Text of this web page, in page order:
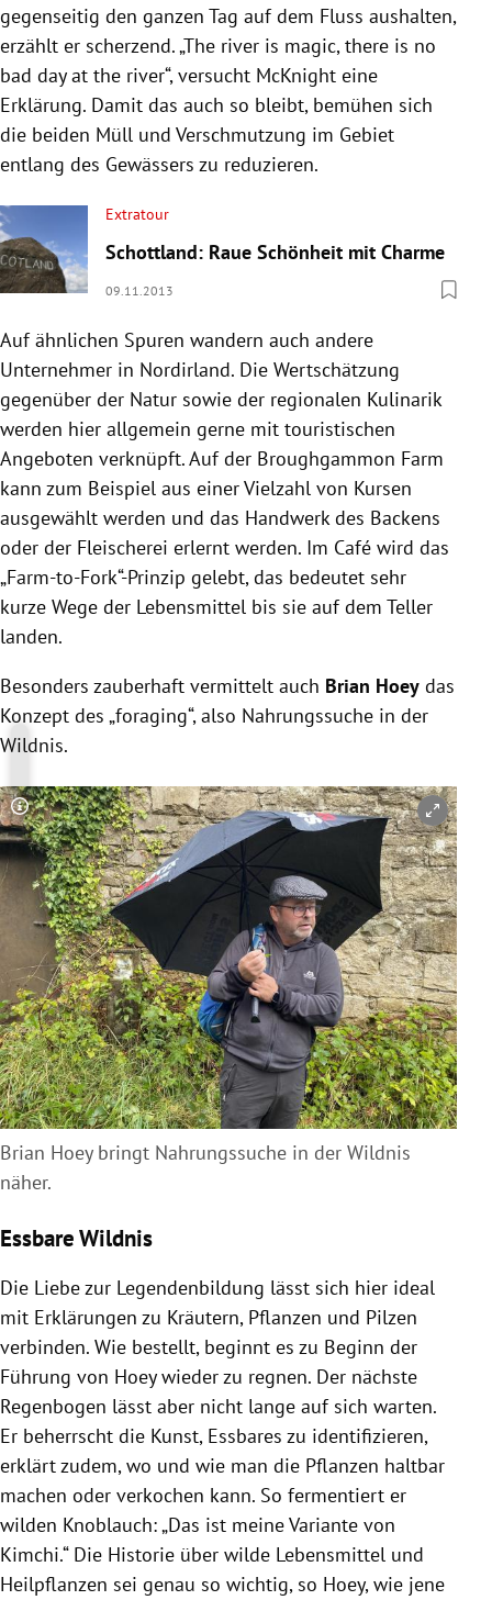
gegenseitig den ganzen Tag auf dem Fluss aushalten,
erzählt er scherzend. „The river is magic, there is no
bad day at the river“, versucht McKnight eine
Erklärung. Damit das auch so bleibt, bemühen sich
die beiden Müll und Verschmutzung im Gebiet
entlang des Gewässers zu reduzieren.
Extratour
Schottland: Raue Schönheit mit Charme
09.11.2013
Auf ähnlichen Spuren wandern auch andere
Unternehmer in Nordirland. Die Wertschätzung
gegenüber der Natur sowie der regionalen Kulinarik
werden hier allgemein gerne mit touristischen
Angeboten verknüpft. Auf der Broughgammon Farm
kann zum Beispiel aus einer Vielzahl von Kursen
ausgewählt werden und das Handwerk des Backens
oder der Fleischerei erlernt werden. Im Café wird das
„Farm-to-Fork“-Prinzip gelebt, das bedeutet sehr
kurze Wege der Lebensmittel bis sie auf dem Teller
landen.
Besonders zauberhaft vermittelt auch Brian Hoey das
Konzept des „foraging“, also Nahrungssuche in der
Wildnis.
Copyright-Hinweis öffnen/schließen
Brian Hoey bringt Nahrungssuche in der Wildnis
näher.
Essbare Wildnis
Die Liebe zur Legendenbildung lässt sich hier ideal
mit Erklärungen zu Kräutern, Pflanzen und Pilzen
verbinden. Wie bestellt, beginnt es zu Beginn der
Führung von Hoey wieder zu regnen. Der nächste
Regenbogen lässt aber nicht lange auf sich warten.
Er beherrscht die Kunst, Essbares zu identifizieren,
erklärt zudem, wo und wie man die Pflanzen haltbar
machen oder verkochen kann. So fermentiert er
wilden Knoblauch: „Das ist meine Variante von
Kimchi.“ Die Historie über wilde Lebensmittel und
Heilpflanzen sei genau so wichtig, so Hoey, wie jene